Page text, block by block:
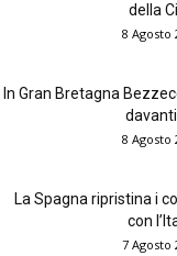
della
8 Agosto
In Gran Bretagna
davanti
8 Agosto
La Spagna ripristina i
con
7 Agosto